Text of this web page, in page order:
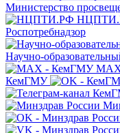
Министерство
Роспотребнадзор
Научно-
КемГМУ